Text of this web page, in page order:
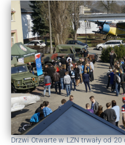
Drzwi Otwarte w LZN trwały od